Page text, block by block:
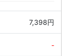
7,398円
-